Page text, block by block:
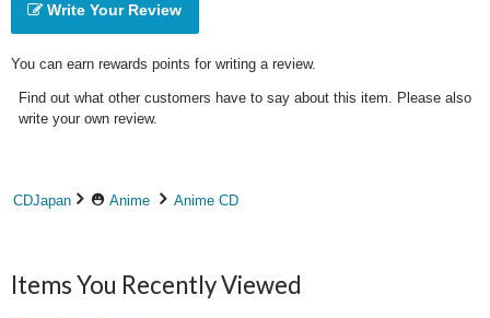
Write Your Review
You can earn rewards points for writing a review.
Find out what other customers have to say about this item. Please also
write your own review.
CDJapan Anime Anime CD
Items You Recently Viewed